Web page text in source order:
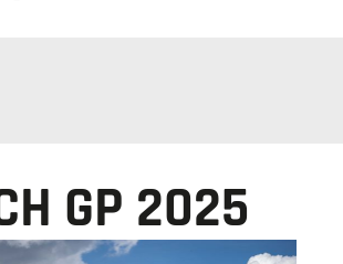
GP 2025